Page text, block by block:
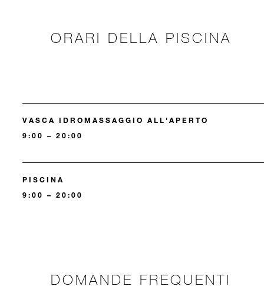
ORARI DELLA PISCINA
VASCA IDROMASSAGGIO ALL'APERTO
9:00 – 20:00
PISCINA
9:00 – 20:00
DOMANDE FREQUENTI